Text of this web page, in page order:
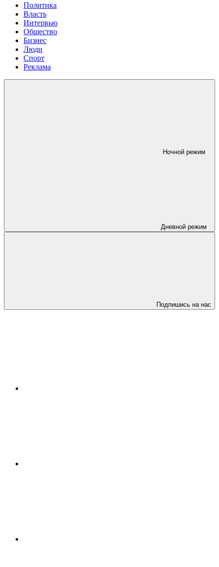
Политика
Власть
Интервью
Общество
Бизнес
Люди
Спорт
Реклама
Ночной режим
Дневной режим
Подпишись на нас